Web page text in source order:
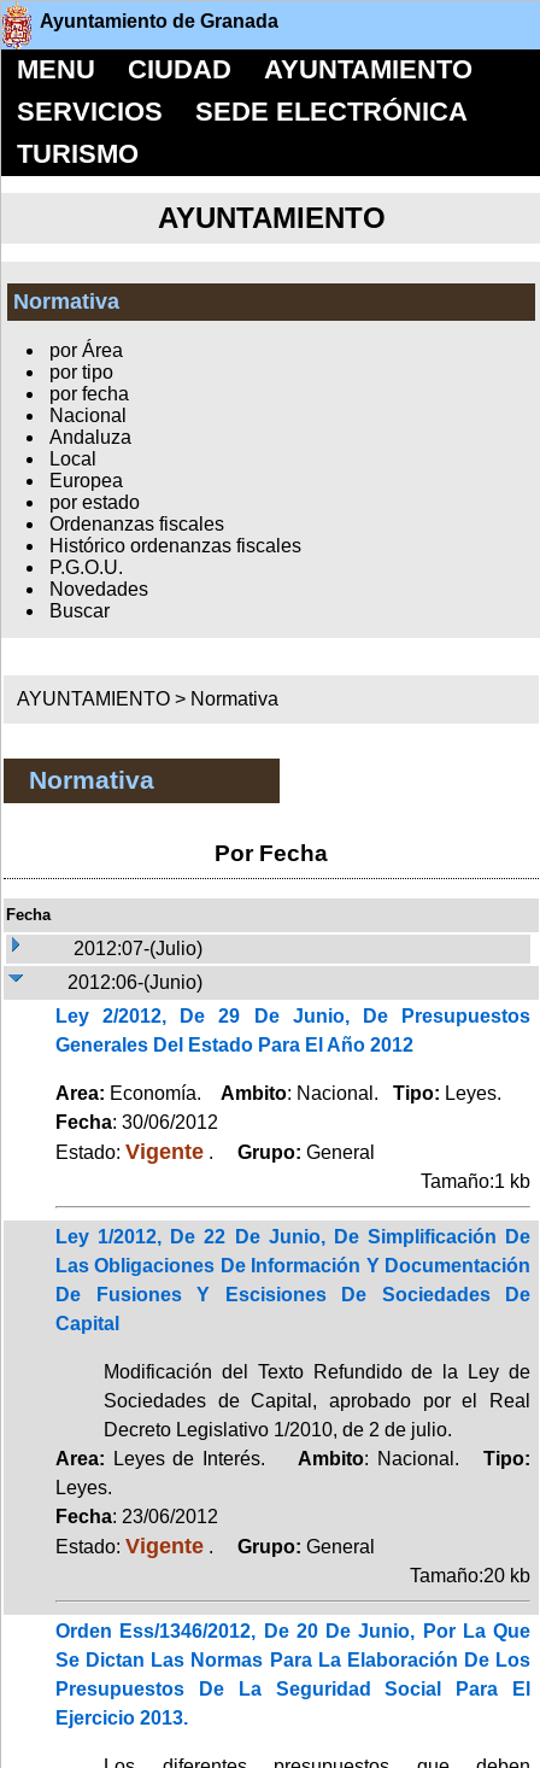
Ayuntamiento de Granada
MENU CIUDAD
AYUNTAMIENTO
SERVICIOS
SEDE ELECTRÓNICA
TURISMO
AYUNTAMIENTO
Normativa
por Área
por tipo
por fecha
Nacional
Andaluza
Local
Europea
por estado
Ordenanzas fiscales
Histórico ordenanzas fiscales
P.G.O.U.
Novedades
Buscar
AYUNTAMIENTO > Normativa
Normativa
Por Fecha
Fecha
2012:07-(Julio)
2012:06-(Junio)
Ley 2/2012, De 29 De Junio, De Presupuestos
Generales Del Estado Para El Año 2012
Area: Economía. Ambito: Nacional. Tipo: Leyes.
Fecha: 30/06/2012
Estado: Vigente . Grupo: General
Tamaño:1 kb
Ley 1/2012, De 22 De Junio, De Simplificación De
Las Obligaciones De Información Y Documentación
De Fusiones Y Escisiones De Sociedades De
Capital
Modificación del Texto Refundido de la Ley de
Sociedades de Capital, aprobado por el Real
Decreto Legislativo 1/2010, de 2 de julio.
Area: Leyes de Interés. Ambito: Nacional.Tipo:
Leyes.
Fecha: 23/06/2012
Estado: Vigente . Grupo: General
Tamaño:20 kb
Orden Ess/1346/2012, De 20 De Junio, Por La Que
Se Dictan Las Normas Para La Elaboración De Los
Presupuestos De La Seguridad Social Para El
Ejercicio 2013.